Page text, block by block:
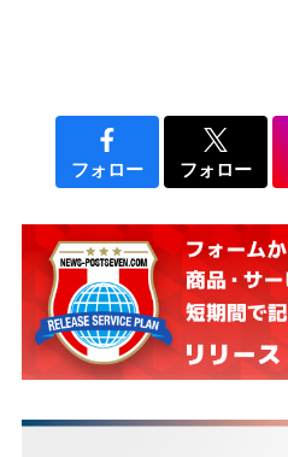
フォロー フォロー